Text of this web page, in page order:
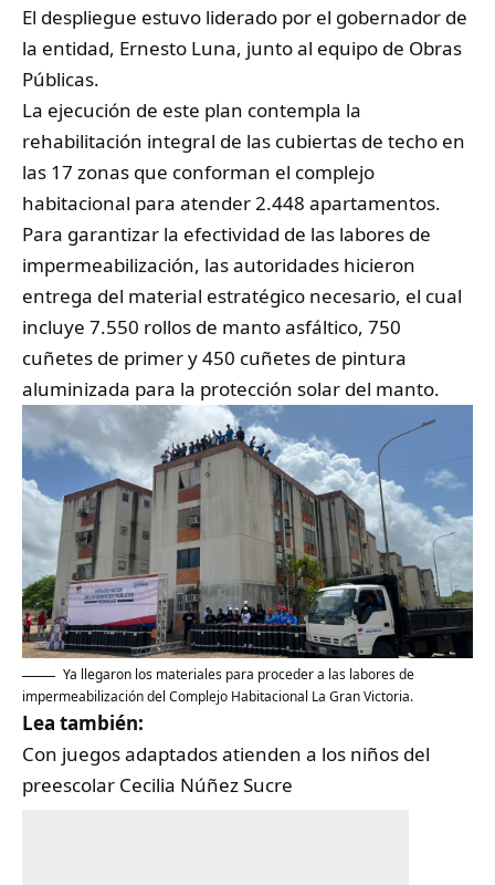
​El despliegue estuvo liderado por el gobernador de
la entidad, Ernesto Luna, junto al equipo de Obras
Públicas.
​La ejecución de este plan contempla la
rehabilitación integral de las cubiertas de techo en
las 17 zonas que conforman el complejo
habitacional para atender 2.448 apartamentos.
​Para garantizar la efectividad de las labores de
impermeabilización, las autoridades hicieron
entrega del material estratégico necesario, el cual
incluye ​7.550 rollos de manto asfáltico, ​750
cuñetes de primer y ​450 cuñetes de pintura
aluminizada para la protección solar del manto.
Ya llegaron los materiales para proceder a las labores de
impermeabilización del Complejo Habitacional La Gran Victoria.
Lea también:
Con juegos adaptados atienden a los niños del
preescolar Cecilia Núñez Sucre